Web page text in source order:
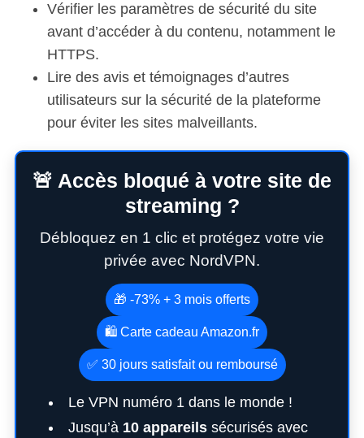
Vérifier les paramètres de sécurité du site
avant d’accéder à du contenu, notamment le
HTTPS.
Lire des avis et témoignages d’autres
utilisateurs sur la sécurité de la plateforme
pour éviter les sites malveillants.
🚨 Accès bloqué à votre site de
streaming ?
Débloquez en 1 clic et protégez votre vie
privée avec NordVPN.
🎁 -73% + 3 mois offerts
🛍️ Carte cadeau Amazon.fr
✅ 30 jours satisfait ou remboursé
Le VPN numéro 1 dans le monde !
Jusqu’à 10 appareilssécurisés avec